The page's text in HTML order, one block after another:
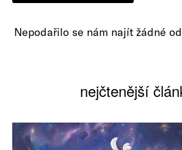
Nepodařilo se nám najít žádné
nejčtenější